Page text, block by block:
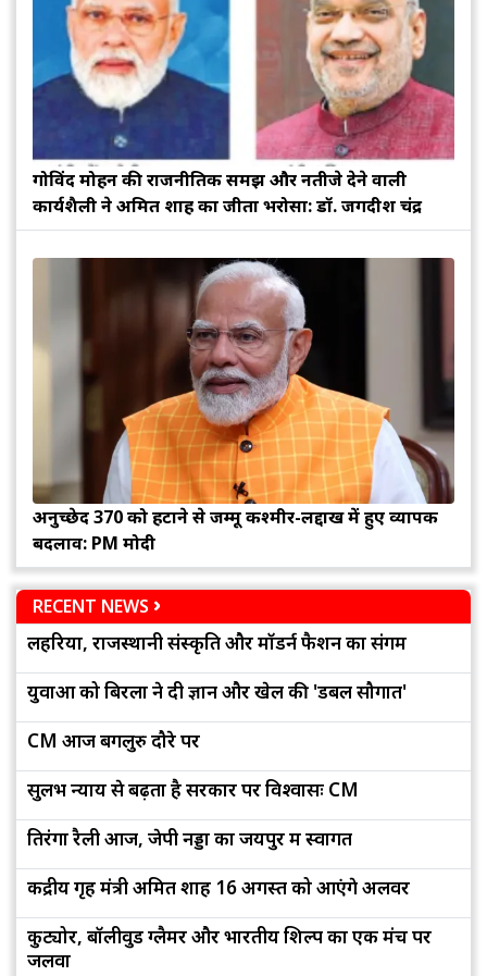
गोविंद मोहन की राजनीतिक समझ और नतीजे देने वाली
कार्यशैली ने अमित शाह का जीता भरोसा: डॉ. जगदीश चंद्र
अनुच्छेद 370 को हटाने से जम्मू कश्मीर-लद्दाख में हुए व्यापक
बदलाव: PM मोदी
RECENT NEWS
लहरिया, राजस्थानी संस्कृति और मॉडर्न फैशन का संगम
युवाओं को बिरला ने दी ज्ञान और खेल की 'डबल सौगात'
CM आज बेंगलुरु दौरे पर
सुलभ न्याय से बढ़ता है सरकार पर विश्वासः CM
तिरंगा रैली आज, जेपी नड्डा का जयपुर में स्वागत
केंद्रीय गृह मंत्री अमित शाह 16 अगस्त को आएंगे अलवर
कुट्योर, बॉलीवुड ग्लैमर और भारतीय शिल्प का एक मंच पर
जलवा